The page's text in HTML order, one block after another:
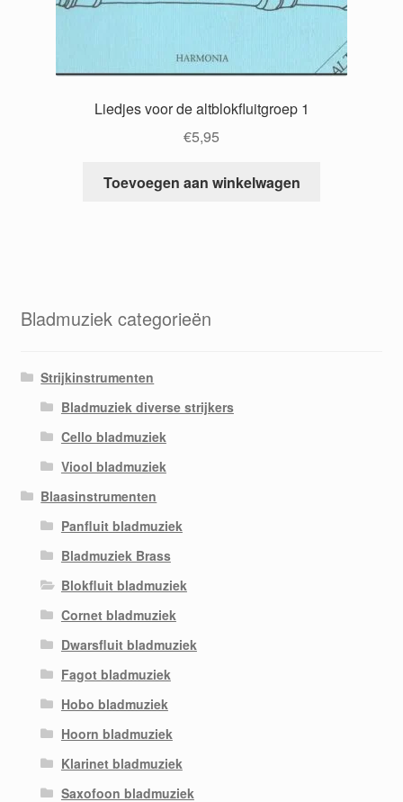
Liedjes voor de altblokfluitgroep 1
€5,95
Toevoegen aan winkelwagen
Bladmuziek categorieën
Strijkinstrumenten
Bladmuziek diverse strijkers
Cello bladmuziek
Viool bladmuziek
Blaasinstrumenten
Panfluit bladmuziek
Bladmuziek Brass
Blokfluit bladmuziek
Cornet bladmuziek
Dwarsfluit bladmuziek
Fagot bladmuziek
Hobo bladmuziek
Hoorn bladmuziek
Klarinet bladmuziek
Saxofoon bladmuziek